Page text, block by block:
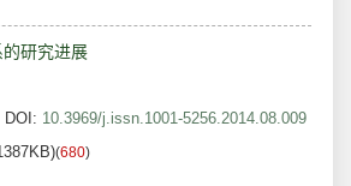
研究进展
DOI: 10.3969/j.issn.1001-5256.2014.08.009
(680)